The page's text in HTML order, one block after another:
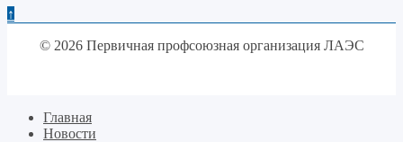
↑
© 2026 Первичная профсоюзная организация ЛАЭС
Главная
Новости